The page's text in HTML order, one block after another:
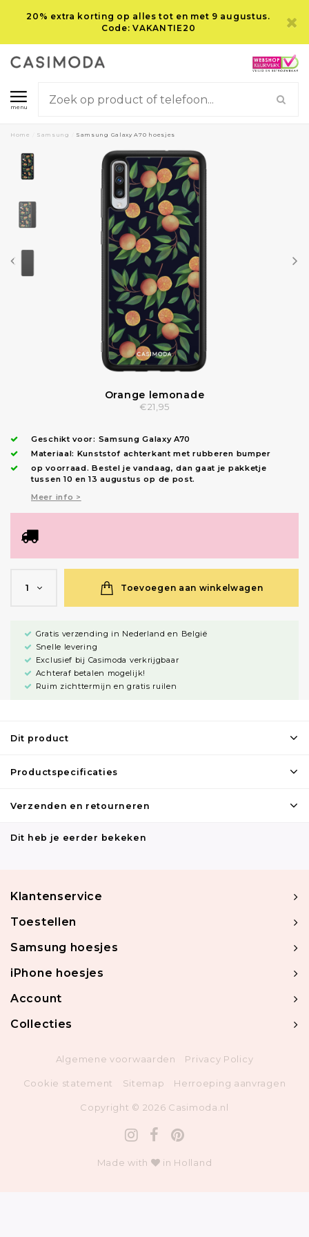
20% extra korting op alles tot en met 9 augustus.
Code: VAKANTIE20
menu
Home Samsung Samsung Galaxy A70 hoesjes
Orange lemonade
€21,95
Geschikt voor: Samsung Galaxy A70
Materiaal: Kunststof achterkant met rubberen bumper
op voorraad.Bestel je vandaag, dan gaat je pakketje
tussen 10 en 13 augustus op de post.
Meer info >
1 Toevoegen aan winkelwagen
Gratis verzending in Nederland en België
Snelle levering
Exclusief bij Casimoda verkrijgbaar
Achteraf betalen mogelijk!
Ruim zichttermijn en gratis ruilen
Dit product
Productspecificaties
Verzenden en retourneren
Dit heb je eerder bekeken
Klantenservice
Toestellen
Samsung hoesjes
iPhone hoesjes
Account
Collecties
Algemene voorwaarden Privacy Policy
Cookie statement Sitemap Herroeping aanvragen
Copyright © 2026 Casimoda.nl
Made with in Holland